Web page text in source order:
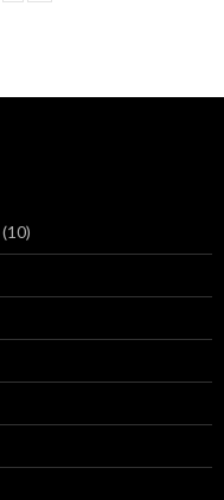
(10)